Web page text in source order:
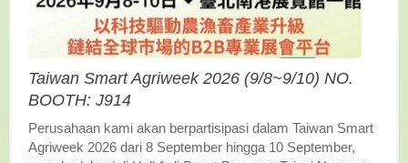
Taiwan Smart Agriweek 2026 (9/8~9/10) NO.
BOOTH: J914
Perusahaan kami akan berpartisipasi dalam Taiwan Smart
Agriweek 2026 dari 8 September hingga 10 September,